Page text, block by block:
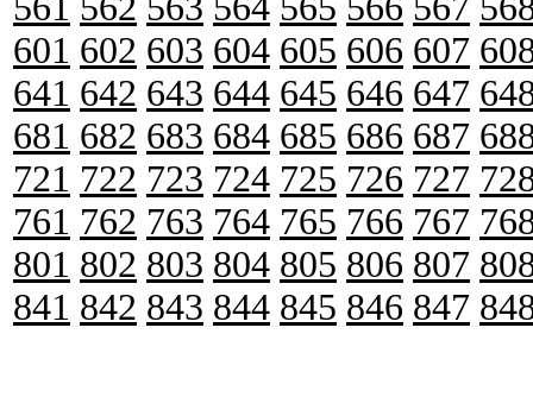
601 602 603 604 605 606 607
641 642 643 644 645 646 647
681 682 683 684 685 686 687
721 722 723 724 725 726 727
761 762 763 764 765 766 767
801 802 803 804 805 806 807
841 842 843 844 845 846 847